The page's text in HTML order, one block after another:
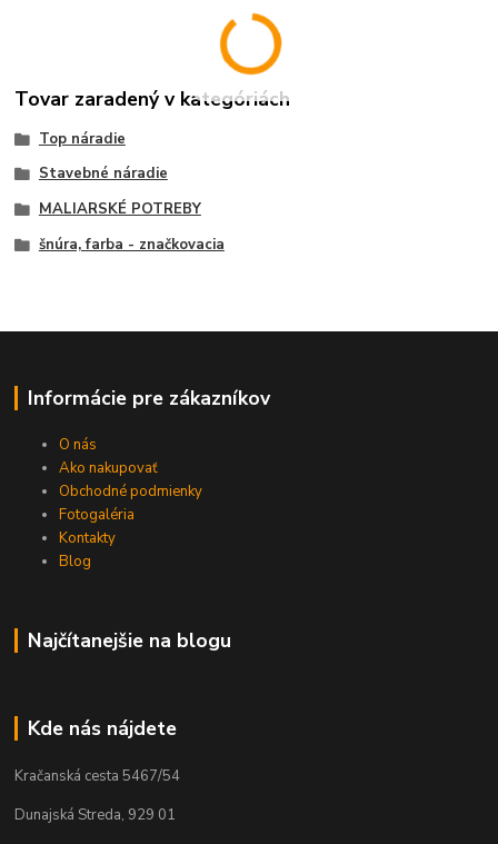
Tovar zaradený v kategóriách
Top náradie
Stavebné náradie
MALIARSKÉ POTREBY
šnúra, farba - značkovacia
Informácie pre zákazníkov
O nás
Ako nakupovať
Obchodné podmienky
Fotogaléria
Kontakty
Blog
Najčítanejšie na blogu
Kde nás nájdete
Kračanská cesta 5467/54
Dunajská Streda, 929 01